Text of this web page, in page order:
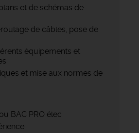
et de schémas de
de câbles, pose de
équipements et
et mise aux normes de
BAC PRO élec